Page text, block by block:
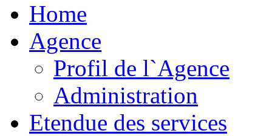
Home
Agence
Profil de l`Agence
Administration
Etendue des services